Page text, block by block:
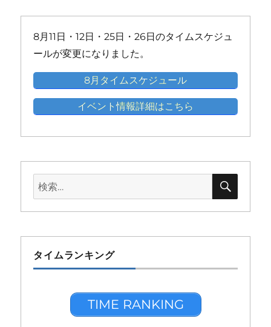
ト)
ト)
ト)
ト)
ト)
8月11日・12日・25日・26日のタイムスケジュ
ールが変更になりました。
8月タイムスケジュール
イベント情報詳細はこちら
検
索:
検
タイムランキング
TIME RANKING